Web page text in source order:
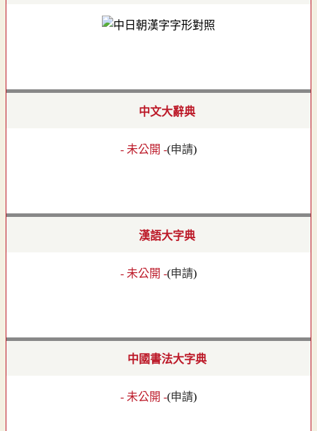
中文大辭典
- 未公開 -(申請)
漢語大字典
- 未公開 -(申請)
中國書法大字典
- 未公開 -(申請)